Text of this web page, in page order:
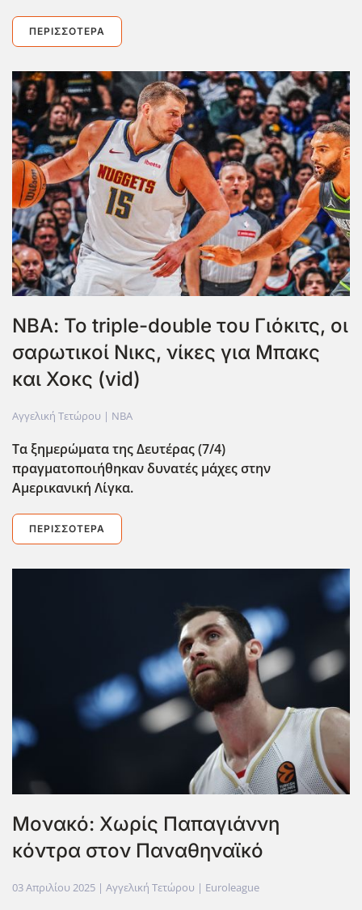
ΠΕΡΙΣΣΌΤΕΡΑ
ΝΒΑ: Το triple-double του Γιόκιτς, οι
σαρωτικοί Νικς, νίκες για Μπακς
και Χοκς (vid)
Αγγελική Τετώρου | NBA
Τα ξημερώματα της Δευτέρας (7/4)
πραγματοποιήθηκαν δυνατές μάχες στην
Αμερικανική Λίγκα.
ΠΕΡΙΣΣΌΤΕΡΑ
Μονακό: Χωρίς Παπαγιάννη
κόντρα στον Παναθηναϊκό
03 Απριλίου 2025 | Αγγελική Τετώρου | Euroleague